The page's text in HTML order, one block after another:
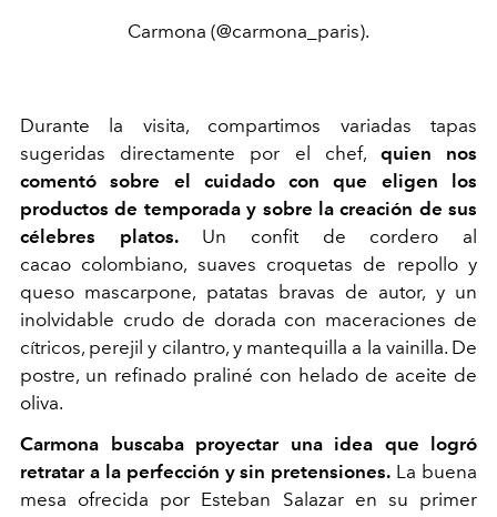
Carmona (@carmona_paris).
Durante la visita, compartimos variadas tapas
sugeridas directamente por el chef, quien nos
comentó sobre el cuidado con que eligen los
productos de temporada y sobre la creación de sus
célebres platos.Un confit de cordero al
cacao colombiano, suaves croquetas de repollo y
queso mascarpone, patatas bravas de autor, y un
inolvidable crudo de dorada con maceraciones de
cítricos, perejil y cilantro, y mantequilla a la vainilla. De
postre, un refinado praliné con helado de aceite de
oliva.
Carmona buscaba proyectar una idea que logró
retratar a la perfección y sin pretensiones. La buena
mesa ofrecida por Esteban Salazar en su primer